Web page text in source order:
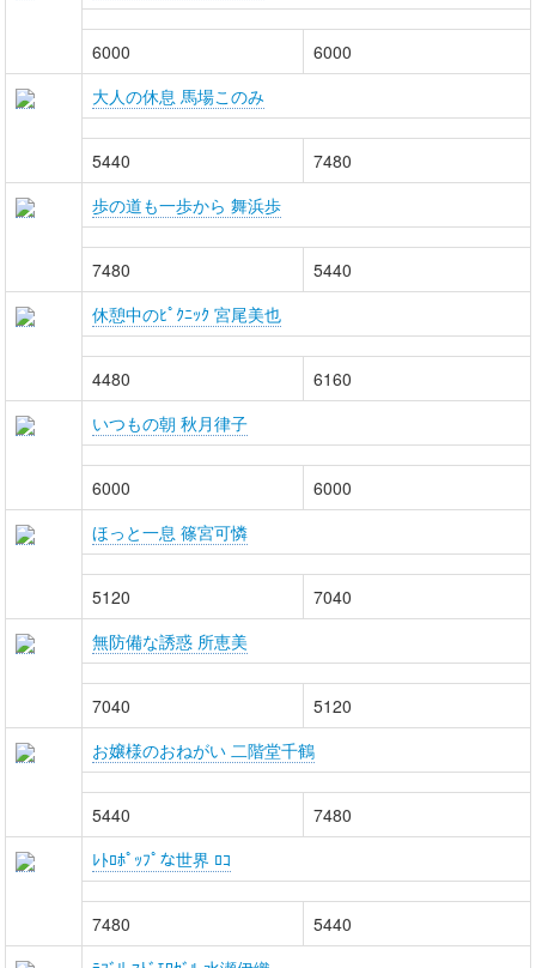
6000
6000
大人の休息 馬場このみ
5440
7480
歩の道も一歩から 舞浜歩
7480
5440
休憩中のﾋﾟｸﾆｯｸ 宮尾美也
4480
6160
いつもの朝 秋月律子
6000
6000
ほっと一息 篠宮可憐
5120
7040
無防備な誘惑 所恵美
7040
5120
お嬢様のおねがい 二階堂千鶴
5440
7480
ﾚﾄﾛﾎﾟｯﾌﾟな世界 ﾛｺ
7480
5440